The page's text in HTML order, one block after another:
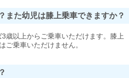
また幼児は膝上乗車できますか？
歳以上からご乗車いただけます。膝上
ご乗車いただけません。